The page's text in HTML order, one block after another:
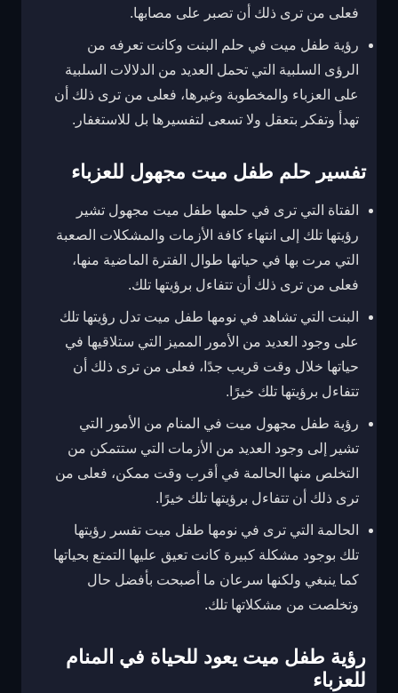
فعلى من ترى ذلك أن تصبر على مصابها.
رؤية طفل ميت في حلم البنت وكانت تعرفه من
الرؤى السلبية التي تحمل العديد من الدلالات السلبية
على العزباء والمخطوبة وغيرها، فعلى من ترى ذلك أن
تهدأ وتفكر بتعقل ولا تسعى لتفسيرها بل للاستغفار.
تفسير حلم طفل ميت مجهول للعزباء
الفتاة التي ترى في حلمها طفل ميت مجهول تشير
رؤيتها تلك إلى انتهاء كافة الأزمات والمشكلات الصعبة
التي مرت بها في حياتها طوال الفترة الماضية منها،
فعلى من ترى ذلك أن تتفاءل برؤيتها تلك.
البنت التي تشاهد في نومها طفل ميت تدل رؤيتها تلك
على وجود العديد من الأمور المميز التي ستلاقيها في
حياتها خلال وقت قريب جدًا، فعلى من ترى ذلك أن
تتفاءل برؤيتها تلك خيرًا.
رؤية طفل مجهول ميت في المنام من الأمور التي
تشير إلى وجود العديد من الأزمات التي ستتمكن من
التخلص منها الحالمة في أقرب وقت ممكن، فعلى من
ترى ذلك أن تتفاءل برؤيتها تلك خيرًا.
الحالمة التي ترى في نومها طفل ميت تفسر رؤيتها
تلك بوجود مشكلة كبيرة كانت تعيق عليها التمتع بحياتها
كما ينبغي ولكنها سرعان ما أصبحت بأفضل حال
وتخلصت من مشكلاتها تلك.
رؤية طفل ميت يعود للحياة في المنام
للعزباء